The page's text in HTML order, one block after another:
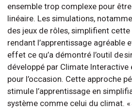
ensemble trop complexe pour
linéaire. Les simulations,
des jeux de rôles, simplifient
rendant l’apprentissage agréable
effet ce qu’a démontré l’outil de
développé par Climate Interactive
pour l’occasion. Cette approche
stimule l’apprentissage en
système comme celui du climat.